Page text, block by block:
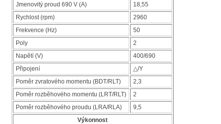
Jmenovitý proud 690 V (A)
18,55
Rychlost (rpm)
2960
Frekvence (Hz)
50
Poly
2
Napětí (V)
400/690
Připojení
△/Y
Poměr zvratového momentu (BDT/RLT)
2,3
Poměr rozběhového momentu (LRT/RLT)
2
Poměr rozběhového proudu (LRA/RLA)
9,5
Výkonnost